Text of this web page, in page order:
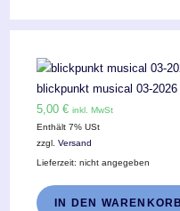
blickpunkt musical 03-
5,00€ inkl. MwSt
Enthält 7% USt
zzgl.Versand
Lieferzeit: nicht angegeben
IN DEN WARENKORB